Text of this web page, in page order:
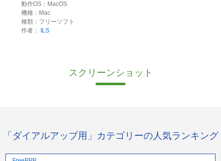
動作OS：MacOS
機種：Mac
種類：フリーソフト
作者：
ILS
スクリーンショット
「ダイアルアップ用」カテゴリーの人気ランキング